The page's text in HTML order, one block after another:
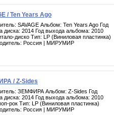
/ Ten Years Ago
SAVAGE Альбом: Ten Years Ago Год
диска: 2014 Год выхода альбома: 2010
диско Тип: LP (Виниловая пластинка)
Россия | МИРУМИР
/ Z-Sides
ЗЕМФИРА Альбом: Z-Sides Год
диска: 2014 Год выхода альбома: 2010
рок Тип: LP (Виниловая пластинка)
Россия | МИРУМИР